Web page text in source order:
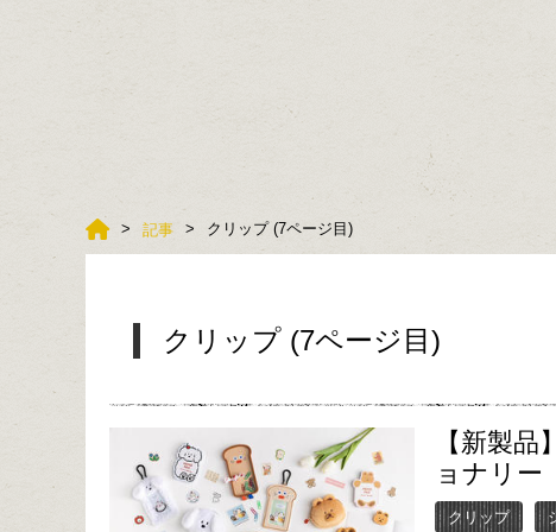
記事 クリップ (7ページ目)
クリップ (7ページ目)
【新製
ョナリー
クリップ